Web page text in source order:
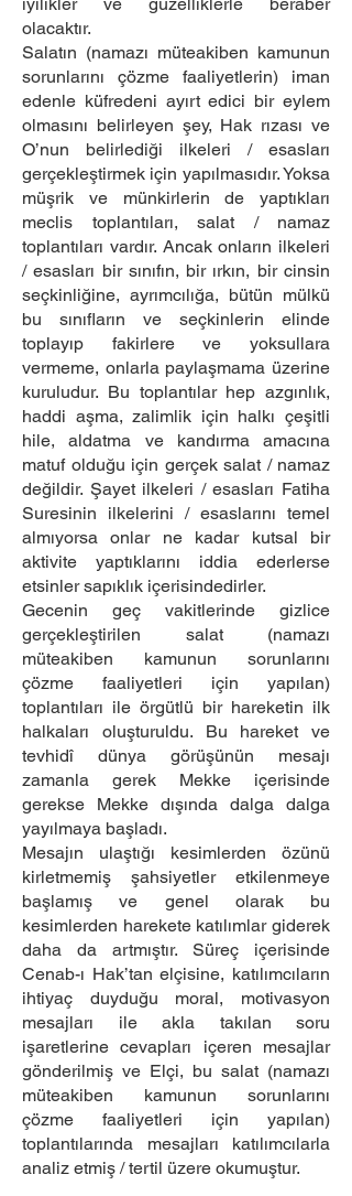
olacaktır.
Salatın (namazı müteakiben kamunun
sorunlarını çözme faaliyetlerin) iman
edenle küfredeni ayırt edici bir eylem
olmasını belirleyen şey, Hak rızası ve
O’nun belirlediği ilkeleri / esasları
gerçekleştirmek için yapılmasıdır. Yoksa
müşrik ve münkirlerin de yaptıkları
meclis toplantıları, salat / namaz
toplantıları vardır. Ancak onların ilkeleri
/ esasları bir sınıfın, bir ırkın, bir cinsin
seçkinliğine, ayrımcılığa, bütün mülkü
bu sınıfların ve seçkinlerin elinde
toplayıp fakirlere ve yoksullara
vermeme, onlarla paylaşmama üzerine
kuruludur. Bu toplantılar hep azgınlık,
haddi aşma, zalimlik için halkı çeşitli
hile, aldatma ve kandırma amacına
matuf olduğu için gerçek salat / namaz
değildir. Şayet ilkeleri / esasları Fatiha
Suresinin ilkelerini / esaslarını temel
almıyorsa onlar ne kadar kutsal bir
aktivite yaptıklarını iddia ederlerse
etsinler sapıklık içerisindedirler.
Gecenin geç vakitlerinde gizlice
gerçekleştirilen salat (namazı
müteakiben kamunun sorunlarını
çözme faaliyetleri için yapılan)
toplantıları ile örgütlü bir hareketin ilk
halkaları oluşturuldu. Bu hareket ve
tevhidî dünya görüşünün mesajı
zamanla gerek Mekke içerisinde
gerekse Mekke dışında dalga dalga
yayılmaya başladı.
Mesajın ulaştığı kesimlerden özünü
kirletmemiş şahsiyetler etkilenmeye
başlamış ve genel olarak bu
kesimlerden harekete katılımlar giderek
daha da artmıştır. Süreç içerisinde
Cenab-ı Hak’tan elçisine, katılımcıların
ihtiyaç duyduğu moral, motivasyon
mesajları ile akla takılan soru
işaretlerine cevapları içeren mesajlar
gönderilmiş ve Elçi, bu salat (namazı
müteakiben kamunun sorunlarını
çözme faaliyetleri için yapılan)
toplantılarında mesajları katılımcılarla
analiz etmiş / tertil üzere okumuştur.